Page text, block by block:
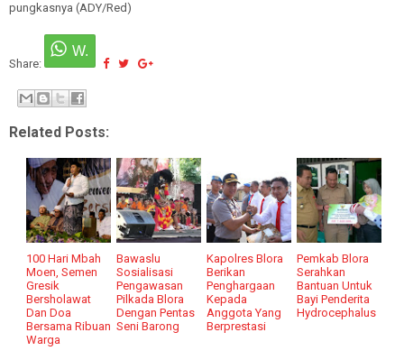
pungkasnya (ADY/Red)
Share:
Related Posts:
100 Hari Mbah
Moen, Semen
Gresik
Bersholawat
Dan Doa
Bersama Ribuan
Warga
Bawaslu
Sosialisasi
Pengawasan
Pilkada Blora
Dengan Pentas
Seni Barong
Kapolres Blora
Berikan
Penghargaan
Kepada
Anggota Yang
Berprestasi
Pemkab Blora
Serahkan
Bantuan Untuk
Bayi Penderita
Hydrocephalus